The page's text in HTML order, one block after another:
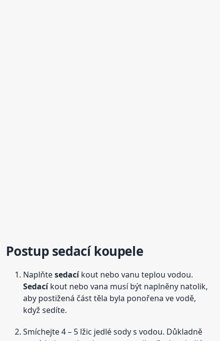
Postupsedací koupele
Naplňtesedacíkout nebo vanu teplou vodou.
Sedacíkout nebo vana musí být naplněny natolik,
aby postižená část těla byla ponořena ve vodě,
když sedíte.
Smíchejte 4 – 5 lžic jedlé sody s vodou. Důkladně